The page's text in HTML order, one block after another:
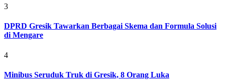
3
DPRD Gresik Tawarkan Berbagai Skema dan Formula Solusi
di Mengare
4
Minibus Seruduk Truk di Gresik, 8 Orang Luka